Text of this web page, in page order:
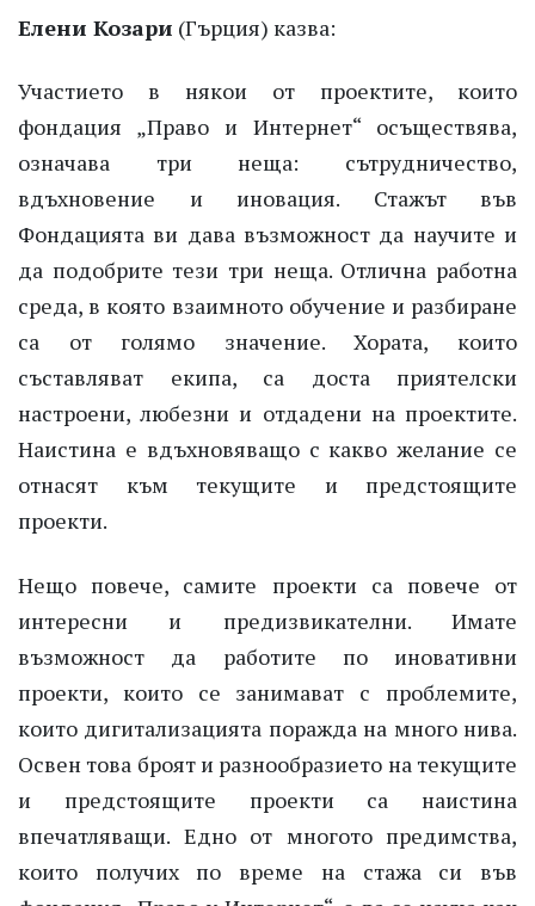
Елени Козари (Гърция) казва:
Участието в някои от проектите, които
фондация „Право и Интернет“ осъществява,
означава три неща: сътрудничество,
вдъхновение и иновация. Стажът във
Фондацията ви дава възможност да научите и
да подобрите тези три неща. Отлична работна
среда, в която взаимното обучение и разбиране
са от голямо значение. Хората, които
съставляват екипа, са доста приятелски
настроени, любезни и отдадени на проектите.
Наистина е вдъхновяващо с какво желание се
отнасят към текущите и предстоящите
проекти.
Нещо повече, самите проекти са повече от
интересни и предизвикателни. Имате
възможност да работите по иновативни
проекти, които се занимават с проблемите,
които дигитализацията поражда на много нива.
Освен това броят и разнообразието на текущите
и предстоящите проекти са наистина
впечатляващи. Едно от многото предимства,
които получих по време на стажа си във